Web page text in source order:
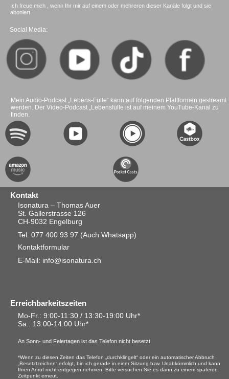
Ich freue mich , wenn Ihr mir auf einem oder mehreren dieser Kanäle folgt und sie
aboniert.
Social Media:
Mein Audio-Podcast „Lebens-Fülle“ kann auf folgenden Plattformen gestreamt
werden. Der Video-Podcast „Lebensfülle ist auf meinem YouTube-Kanal zu
finden.
Kontakt
Isonatura – Thomas Auer
St. Gallerstrasse 126
CH-9032 Engelburg
Tel. 077 400 93 97 (Auch Whatsapp)
Kontaktformular
E-Mail: info@isonatura.ch
Erreichbarkeitszeiten
Mo-Fr.: 9:00-11:30 / 13:30-19:00 Uhr*
Sa. : 13:00-14:00 Uhr*
An Sonn- und Feiertagen ist das Telefon nicht besetzt.
*Wenn zu diesen Zeiten das Telefon „durchklingelt“ oder ein automatischer Abbruch
„Besetztzeichen“ erfolgt, bin ich gerade in einer Sitzung bzw. Unabkömmlich und kann
Ihren Anruf nicht entgegen nehmen. Bitte versuchen Sie es dann zu einem späteren
Zeitpunkt erneut.